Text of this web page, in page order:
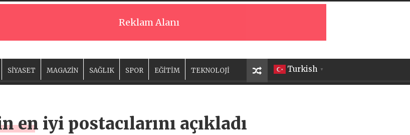
Reklam Alanı
Turkish ▼
SİYASET MAGAZİN SAĞLIK SPOR EĞİTİM TEKNOLOJİ
iyi postacılarını açıkladı